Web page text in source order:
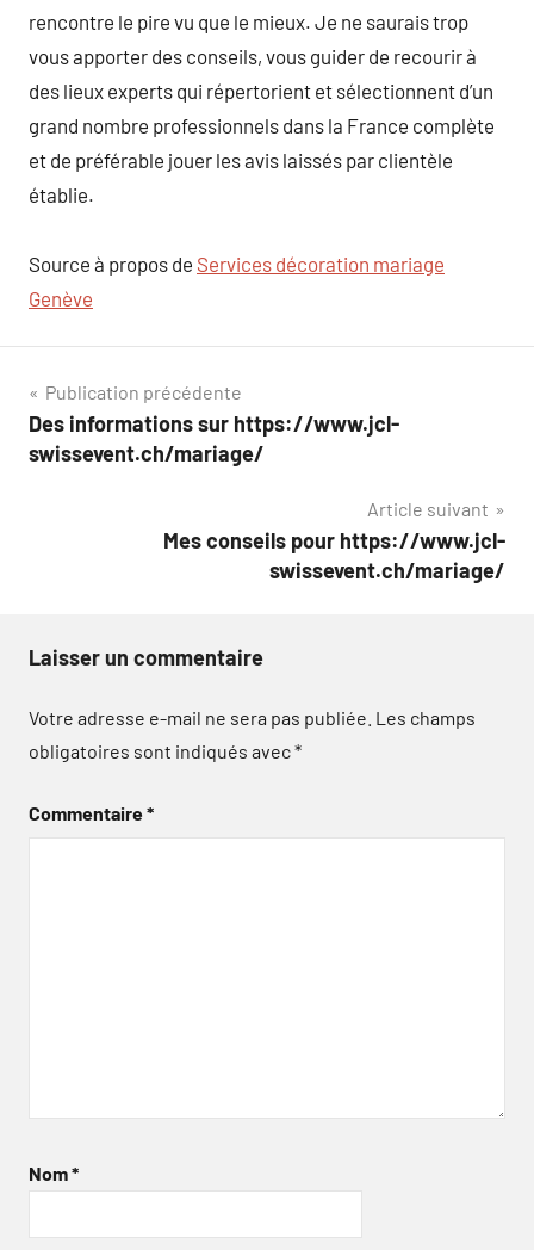
rencontre le pire vu que le mieux. Je ne saurais trop
vous apporter des conseils, vous guider de recourir à
des lieux experts qui répertorient et sélectionnent d’un
grand nombre professionnels dans la France complète
et de préférable jouer les avis laissés par clientèle
établie.
Source à propos de Services décoration mariage
Genève
Navigation
de
Publication précédente
Des informations sur https://www.jcl-
swissevent.ch/mariage/
Article suivant
Mes conseils pour https://www.jcl-
swissevent.ch/mariage/
Laisser un commentaire
Votre adresse e-mail ne sera pas publiée. Les champs
obligatoires sont indiqués avec*
Commentaire*
Nom*